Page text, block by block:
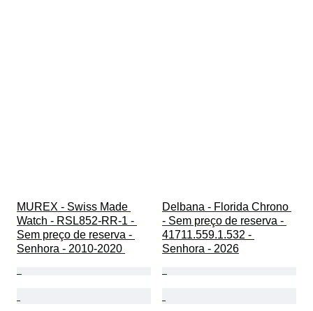
MUREX - Swiss Made
Watch - RSL852-RR-1 -
Sem preço de reserva -
Senhora - 2010-2020
Delbana - Florida Chrono
- Sem preço de reserva -
41711.559.1.532 -
Senhora - 2026